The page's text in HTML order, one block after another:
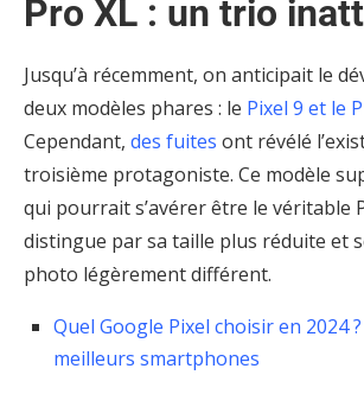
Pro XL : un trio
Jusqu’à récemment, on anticipait le
deux modèles phares : le Pixel 9 et le
Cependant, des fuites ont révélé
troisième protagoniste. Ce modèle
qui pourrait s’avérer être le véritable
distingue par sa taille plus réduite et
photo légèrement différent.
Quel Google Pixel choisir en 2024
meilleurs smartphones